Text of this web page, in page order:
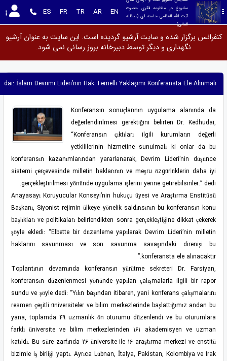
العالی)
EN
AR
TR
FR
ES
کنفرانس برگزار شده و سایت آرشیو گردیده است. این سایت به عنوان آرشیو
نگهداری و دیگر توسط دبیرخانه بروز رسانی نمی شود.
İslam Devrimi Lideri’nin Hak Temelli Yaklaşımı Konferansta Ele Alınmalı
Konferansın sonuçlarının uygulama alanında da
değerlendirilmesi gerektiğini belirten Dr. Kedhudai,
“Konferansın çıktıları ilgili kurumların değerli
yetkililerinin hizmetine sunulmalı ki onlar da bu
konferansın kazanımlarından yararlanarak, Devrim Lideri’nin düşünce
sistemi çerçevesinde milletin haklarının ve meşru özgürlüklerin daha iyi
gerçekleştirilmesi yönünde uygulama işlerini yerine getirebilsinler.” dedi.
Anayasayı Koruyucular Konseyi’nin hukuçu üyesi ve Araştırma Enstitüsü
Başkanı, Siyonist rejimin ülkeye yönelik saldırısının bu konferansın konu
başlıkları ve politikaları belirlendikten sonra gerçekleştiğine dikkat çekerek
şöyle ekledi: “Elbette bir düzenleme yapılarak Devrim Lideri’nin milletin
haklarını savunması ve son savunma savaşındaki direnişi bu
konferansta ele alınacaktır.”
Toplantının devamında konferansın yürütme sekreteri Dr. Farsiyan,
konferansın düzenlenmesi yönünde yapılan çalışmalarla ilgili bir rapor
sundu ve şöyle dedi: “Yılın başından itibaren, yani konferans çalışmalarını
resmen çeşitli üniversiteler ve bilim merkezlerinde başlattığımız andan bu
yana, toplamda 49 uzmanlık ön oturumu düzenlendi ve bu oturumlara
farklı üniversite ve bilim merkezlerinden 161 akademisyen ve uzman
katıldı. Bu süre zarfında 26 üniversite ile 16 araştırma merkezi ve enstitü
bizimle iş birliği yaptı. Ayrıca Lübnan, İtalya, Pakistan, Kolombiya ve Irak